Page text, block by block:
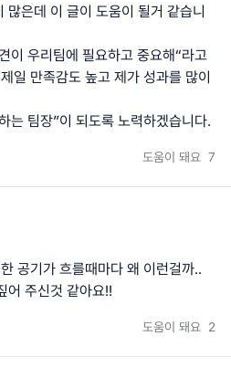
많은데 이 글이 도움이 될거 같습니
이 우리팀에 필요하고 중요해“라고
일 만족감도 높고 제가 성과를 많이
는 팀장”이 되도록 노력하겠습니다.
도움이 돼요 7
공기가 흐를때마다 왜 이런걸까..
어 주신것 같아요!!
도움이 돼요 2